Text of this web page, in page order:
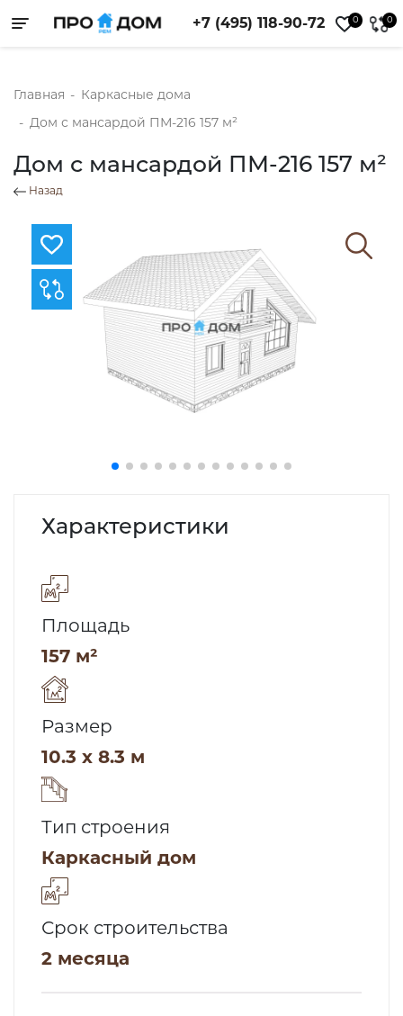
Toggle navigation +7 (495) 118-90-72 0 0
Главная - Каркасные дома
- Дом с мансардой ПМ-216 157 м²
Дом с мансардой ПМ-216 157 м²
Назад
Характеристики
Площадь
157 м²
Размер
10.3 x 8.3 м
Тип строения
Каркасный дом
Срок строительства
2 месяца